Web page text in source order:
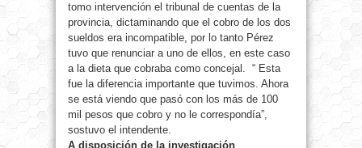
tomo intervención el tribunal de cuentas de la
provincia, dictaminando que el cobro de los dos
sueldos era incompatible, por lo tanto Pérez
tuvo que renunciar a uno de ellos, en este caso
a la dieta que cobraba como concejal. “ Esta
fue la diferencia importante que tuvimos. Ahora
se está viendo que pasó con los más de 100
mil pesos que cobro y no le correspondía”,
sostuvo el intendente.
A disposición de la investigación